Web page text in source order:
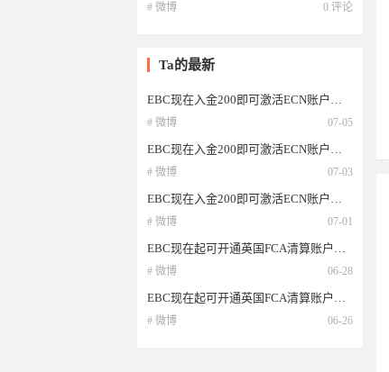
# 微博 0 评论
Ta的最新
EBC现在入金200即可激活ECN账户，欧美低至0点，英国FCA和澳洲ASIC两大顶级监管。
# 微博 07-05
EBC现在入金200即可激活ECN账户，欧美低至0点，英国FCA和澳洲ASIC两大顶级监管。
# 微博 07-03
EBC现在入金200即可激活ECN账户，欧美低至0点，英国FCA和澳洲ASIC两大顶级监管。
# 微博 07-01
EBC现在起可开通英国FCA清算账户，ECN账户欧美低至0点，低点差，高返佣，英国FCA
# 微博 06-28
EBC现在起可开通英国FCA清算账户，ECN账户欧美低至0点，低点差，高返佣，英国FCA
# 微博 06-26